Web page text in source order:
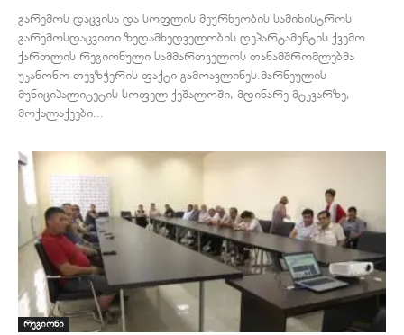
გარემოს დაცვისა და სოფლის მეურნეობის სამინისტროს
გარემოსდაცვითი ზედამხედველობის დეპარტამენტის ქვემო
ქართლის რეგიონული სამმართველოს თანამშრომლებმა
უკანონო თევზჭერის ფაქტი გამოავლინეს.მარნეულის
მუნიციპალიტეტის სოფელ ქეშალოში, მდინარე მტკვარზე,
მოქალაქეები...
რეგიონი